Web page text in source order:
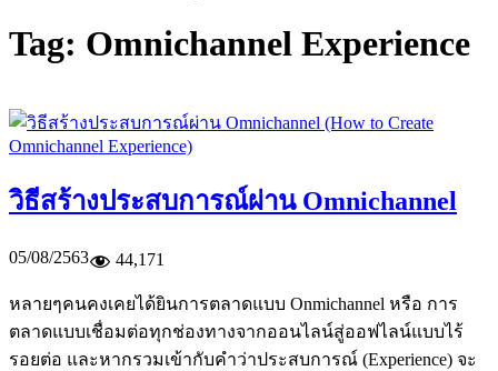
Tag: Omnichannel Experience
วิธีสร้างประสบการณ์ผ่าน Omnichannel
05/08/2563 44,171
หลายๆคนคงเคยได้ยินการตลาดแบบ Onmichannel หรือ การ
ตลาดแบบเชื่อมต่อทุกช่องทางจากออนไลน์สู่ออฟไลน์แบบไร้
รอยต่อ และหากรวมเข้ากับคำว่าประสบการณ์ (Experience) จะ